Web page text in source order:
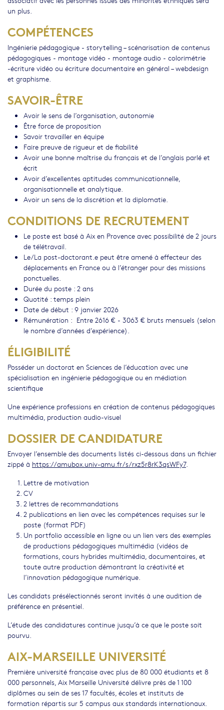
un plus.
COMPÉTENCES
Ingénierie pédagogique - storytelling – scénarisation de contenus
pédagogiques - montage vidéo - montage audio - colorimétrie
-écriture vidéo ou écriture documentaire en général – webdesign
et graphisme.
SAVOIR-ÊTRE
Avoir le sens de l’organisation, autonomie
Être force de proposition
Savoir travailler en équipe
Faire preuve de rigueur et de fiabilité
Avoir une bonne maîtrise du français et de l’anglais parlé et
écrit
Avoir d’excellentes aptitudes communicationnelle,
organisationnelle et analytique.
Avoir un sens de la discrétion et la diplomatie.
CONDITIONS DE RECRUTEMENT
Le poste est basé à Aix en Provence avec possibilité de 2 jours
de télétravail.
Le/La post-doctorant.e peut être amené à effecteur des
déplacements en France ou à l’étranger pour des missions
ponctuelles.
Durée du poste : 2 ans
Quotité : temps plein
Date de début : 9 janvier 2026
Rémunération : Entre 2616 € - 3063 € bruts mensuels (selon
le nombre d’années d’expérience).
ÉLIGIBILITÉ
Posséder un doctorat en Sciences de l’éducation avec une
spécialisation en ingénierie pédagogique ou en médiation
scientifique
Une expérience professions en création de contenus pédagogiques
multimédia, production audio-visuel
DOSSIER DE CANDIDATURE
Envoyer l’ensemble des documents listés ci-dessous dans un fichier
zippé à https://amubox.univ-amu.fr/s/rxz5r8rK3qsWFy7.
Lettre de motivation
CV
2 lettres de recommandations
2 publications en lien avec les compétences requises sur le
poste (format PDF)
Un portfolio accessible en ligne ou un lien vers des exemples
de productions pédagogiques multimédia (vidéos de
formations, cours hybrides multimédia, documentaires, et
toute autre production démontrant la créativité et
l’innovation pédagogique numérique.
Les candidats présélectionnés seront invités à une audition de
préférence en présentiel.
L’étude des candidatures continue jusqu’à ce que le poste soit
pourvu.
AIX-MARSEILLE UNIVERSITÉ
Première université française avec plus de 80 000 étudiants et 8
000 personnels, Aix Marseille Université délivre près de 1 100
diplômes au sein de ses 17 facultés, écoles et instituts de
formation répartis sur 5 campus aux standards internationaux.